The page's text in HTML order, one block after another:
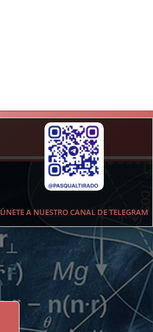
ÚNETE A NUESTRO CANAL DE TELEGRAM